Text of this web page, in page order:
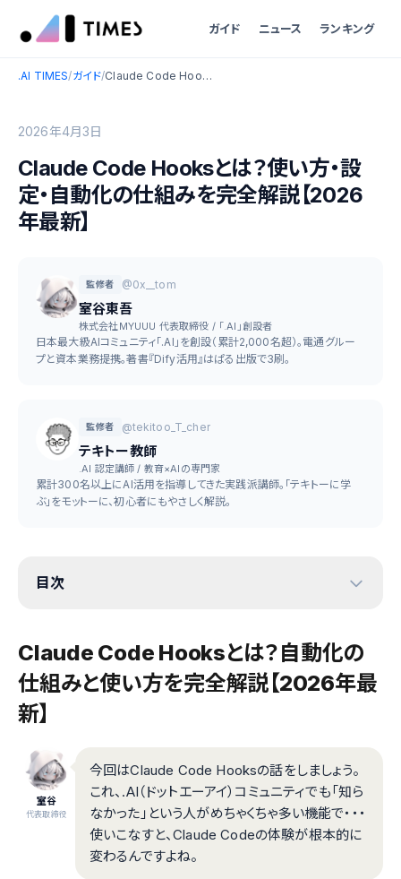
ガイド ニュース ランキング
.AI TIMES/ガイド/ Claude Code Hooksとは？使い方・設定・自動化の仕組みを完全解説【2026年最新】
2026年4月3日
Claude Code Hooksとは？使い方・設
定・自動化の仕組みを完全解説【2026
年最新】
監修者 @0x__tom
室谷東吾
株式会社MYUUU 代表取締役 / 「.AI」創設者
日本最大級AIコミュニティ「.AI」を創設（累計2,000名超）。電通グルー
プと資本業務提携。著書『Dify活用』はぱる出版で3刷。
監修者 @tekitoo_T_cher
テキトー教師
.AI 認定講師 / 教育×AIの専門家
累計300名以上にAI活用を指導してきた実践派講師。「テキトーに学
ぶ」をモットーに、初心者にもやさしく解説。
目次
Claude Code Hooksとは？自動化の
仕組みと使い方を完全解説【2026年最
新】
室谷
代表取締役
今回はClaude Code Hooksの話をしましょう。
これ、.AI（ドットエーアイ）コミュニティでも「知ら
なかった」という人がめちゃくちゃ多い機能で・・・
使いこなすと、Claude Codeの体験が根本的に
変わるんですよね。